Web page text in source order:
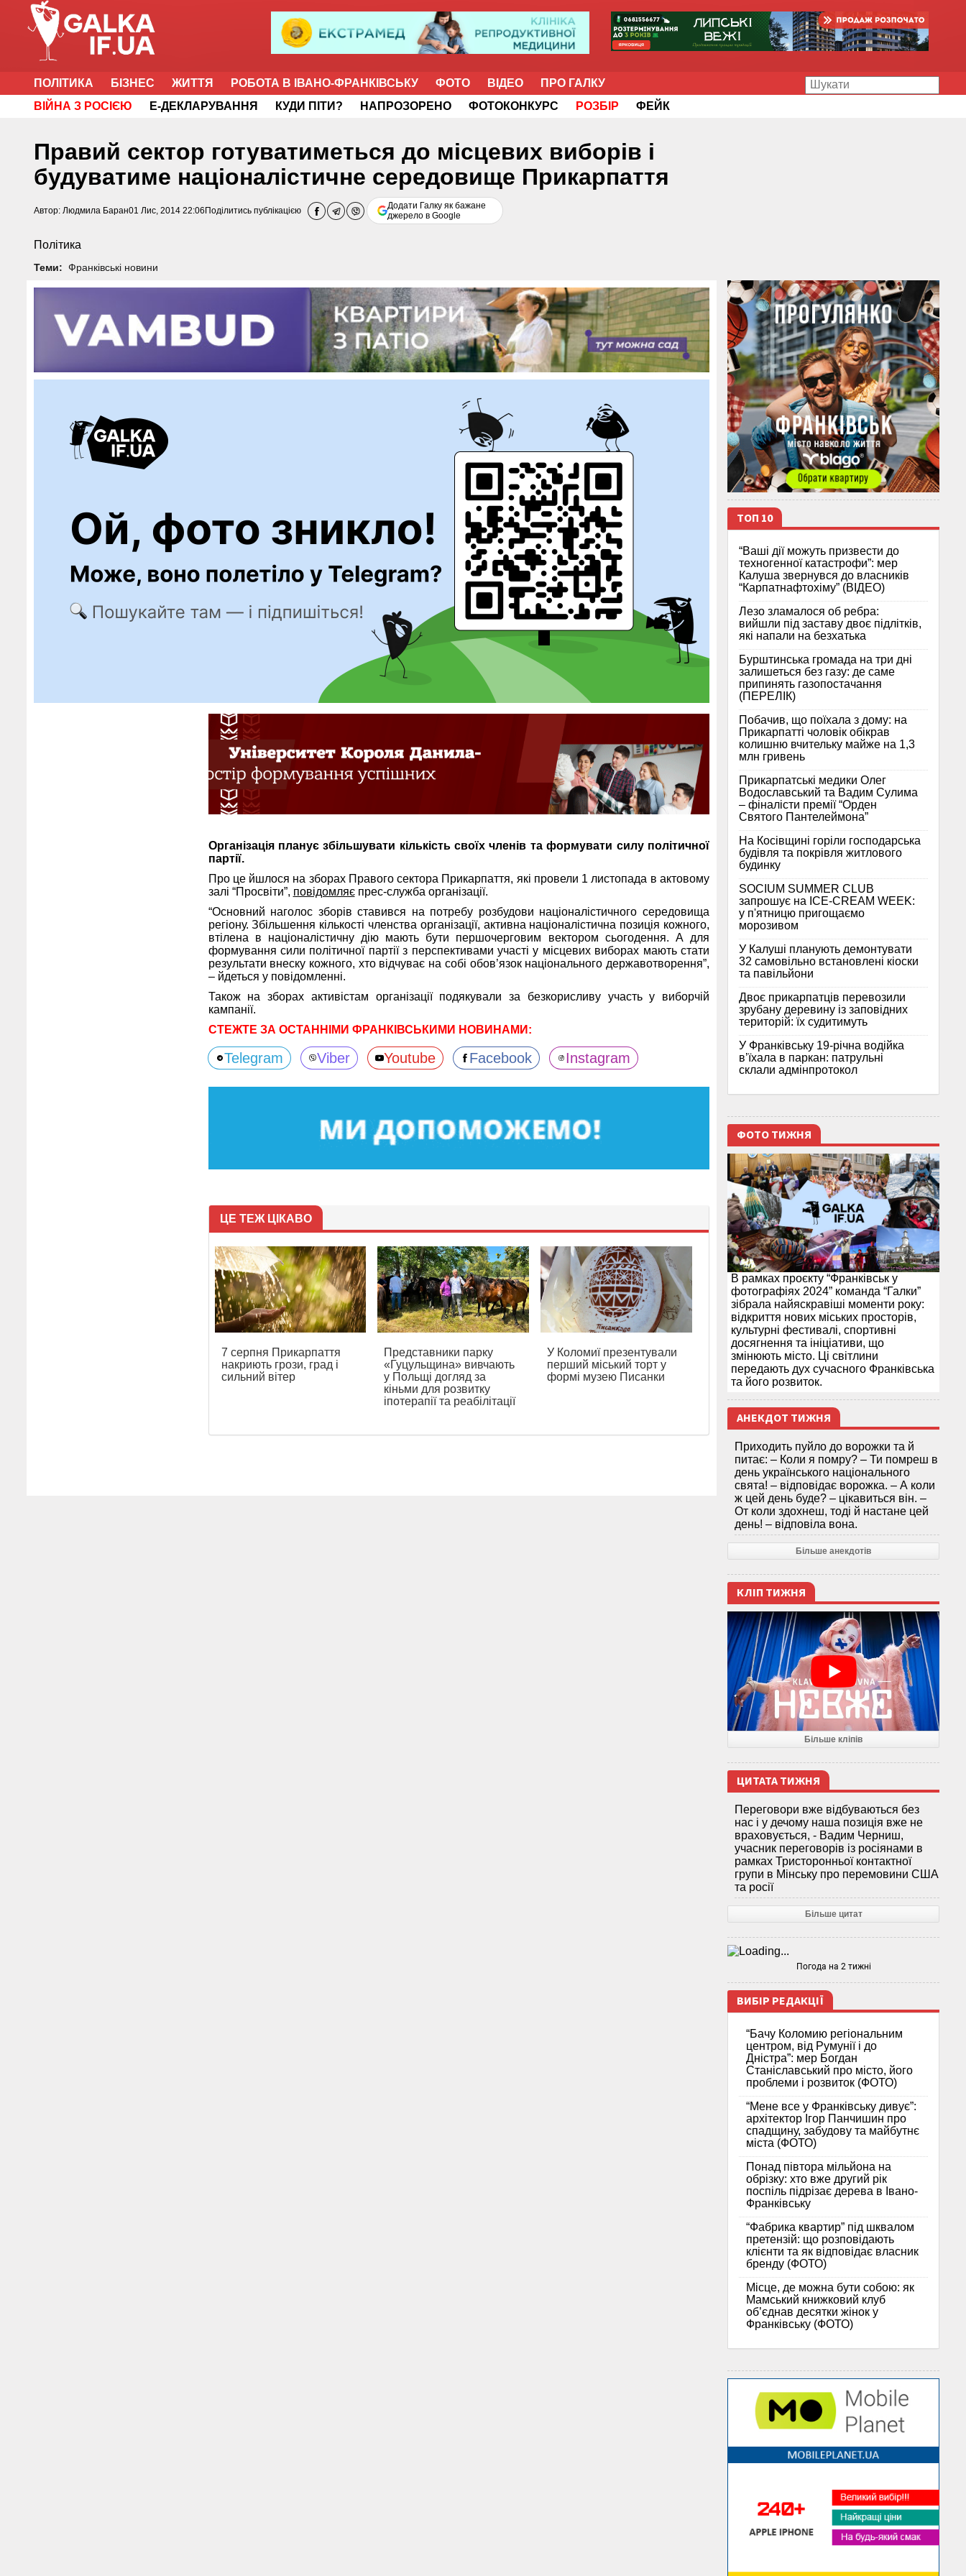
ПОЛІТИКА БІЗНЕС ЖИТТЯ РОБОТА В ІВАНО-ФРАНКІВСЬКУ ФОТО ВІДЕО
ПРО ГАЛКУ
ВІЙНА З РОСІЄЮ
Е-ДЕКЛАРУВАННЯ КУДИ ПІТИ? НАПРОЗОРЕНО ФОТОКОНКУРС РОЗБІР ФЕЙК
Правий сектор готуватиметься до місцевих виборів і
будуватиме націоналістичне середовище Прикарпаття
Автор: Людмила Баран01 Лис, 2014 22:06 Поділитись публікацією
Додати Галку як бажане
джерело в Google
Політика
Теми: Франківські новини
Організація планує збільшувати кількість своїх членів та формувати силу політичної
партії.
Про це йшлося на зборах Правого сектора Прикарпаття, які провели 1 листопада в актовому
залі “Просвіти”, повідомляєпрес-служба організації.
“Основний наголос зборів ставився на потребу розбудови націоналістичного середовища
регіону. Збільшення кількості членства організації, активна націоналістична позиція кожного,
втілена в націоналістичну дію мають бути першочерговим вектором сьогодення. А для
формування сили політичної партії з перспективами участі у місцевих виборах мають стати
результати внеску кожного, хто відчуває на собі обов’язок національного державотворення”,
– йдеться у повідомленні.
Також на зборах активістам організації подякували за безкорисливу участь у виборчій
кампанії.
СТЕЖТЕ ЗА ОСТАННІМИ ФРАНКІВСЬКИМИ НОВИНАМИ:
Telegram Viber Youtube Facebook Instagram
ЦЕ ТЕЖ ЦІКАВО
7 серпня Прикарпаття
накриють грози, град і
сильний вітер
Представники парку
«Гуцульщина» вивчають
у Польщі догляд за
кіньми для розвитку
іпотерапії та реабілітації
У Коломиї презентували
перший міський торт у
формі музею Писанки
ТОП 10
“Ваші дії можуть призвести до
техногенної катастрофи”: мер
Калуша звернувся до власників
“Карпатнафтохіму” (ВІДЕО)
Лезо зламалося об ребра:
вийшли під заставу двоє підлітків,
які напали на безхатька
Бурштинська громада на три дні
залишеться без газу: де саме
припинять газопостачання
(ПЕРЕЛІК)
Побачив, що поїхала з дому: на
Прикарпатті чоловік обікрав
колишню вчительку майже на 1,3
млн гривень
Прикарпатські медики Олег
Водославський та Вадим Сулима
– фіналісти премії “Орден
Святого Пантелеймона”
На Косівщині горіли господарська
будівля та покрівля житлового
будинку
SOCIUM SUMMER CLUB
запрошує на ICE-CREAM WEEK:
у п'ятницю пригощаємо
морозивом
У Калуші планують демонтувати
32 самовільно встановлені кіоски
та павільйони
Двоє прикарпатців перевозили
зрубану деревину із заповідних
територій: їх судитимуть
У Франківську 19-річна водійка
в’їхала в паркан: патрульні
склали адмінпротокол
ФОТО ТИЖНЯ
В рамках проєкту “Франківськ у
фотографіях 2024” команда “Галки”
зібрала найяскравіші моменти року:
відкриття нових міських просторів,
культурні фестивалі, спортивні
досягнення та ініціативи, що
змінюють місто. Ці світлини
передають дух сучасного Франківська
та його розвиток.
АНЕКДОТ ТИЖНЯ
Приходить пуйло до ворожки та й
питає: – Коли я помру? – Ти помреш в
день українського національного
свята! – відповідає ворожка. – А коли
ж цей день буде? – цікавиться він. –
От коли здохнеш, тоді й настане цей
день! – відповіла вона.
Більше анекдотів
КЛІП ТИЖНЯ
Більше кліпів
ЦИТАТА ТИЖНЯ
Переговори вже відбуваються без
нас і у дечому наша позиція вже не
враховується, - Вадим Черниш,
учасник переговорів із росіянами в
рамках Тристоронньої контактної
групи в Мінську про перемовини США
та росії
Більше цитат
Погода на 2 тижні
ВИБІР РЕДАКЦІЇ
“Бачу Коломию регіональним
центром, від Румунії і до
Дністра”: мер Богдан
Станіславський про місто, його
проблеми і розвиток (ФОТО)
“Мене все у Франківську дивує”:
архітектор Ігор Панчишин про
спадщину, забудову та майбутнє
міста (ФОТО)
Понад півтора мільйона на
обрізку: хто вже другий рік
поспіль підрізає дерева в Івано-
Франківську
“Фабрика квартир” під шквалом
претензій: що розповідають
клієнти та як відповідає власник
бренду (ФОТО)
Місце, де можна бути собою: як
Мамський книжковий клуб
об’єднав десятки жінок у
Франківську (ФОТО)